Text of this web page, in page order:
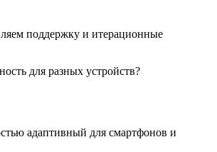
поддержку и итерационные
для разных устройств?
адаптивный для смартфонов и